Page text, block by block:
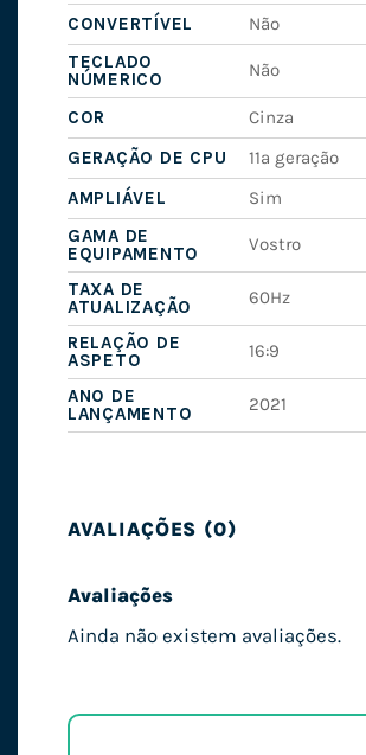
CONVERTÍVEL
Não
TECLADO
NÚMERICO
Não
COR
Cinza
GERAÇÃO DE CPU
11ª geração
AMPLIÁVEL
Sim
GAMA DE
EQUIPAMENTO
Vostro
TAXA DE
ATUALIZAÇÃO
60Hz
RELAÇÃO DE
ASPETO
16:9
ANO DE
LANÇAMENTO
2021
AVALIAÇÕES (0)
Avaliações
Ainda não existem avaliações.